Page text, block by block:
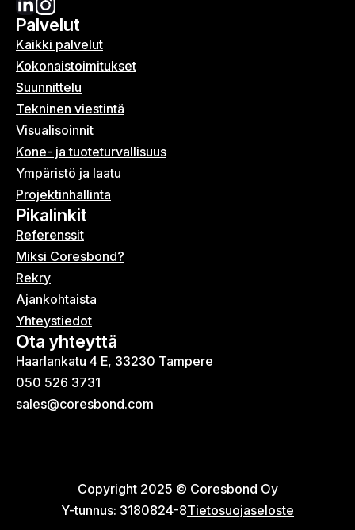
Palvelut
Kaikki palvelut
Kokonais­toimitukset
Suunnittelu
Tekninen viestintä
Visualisoinnit
Kone- ja tuoteturvallisuus
Ympäristö ja laatu
Projektinhallinta
Pikalinkit
Referenssit
Miksi Coresbond?
Rekry
Ajankohtaista
Yhteystiedot
Ota yhteyttä
Haarlankatu 4 E, 33230 Tampere
050 526 3731
sales@coresbond.com
Copyright 2025 © Coresbond Oy
Y-tunnus: 3180824-8Tietosuojaseloste